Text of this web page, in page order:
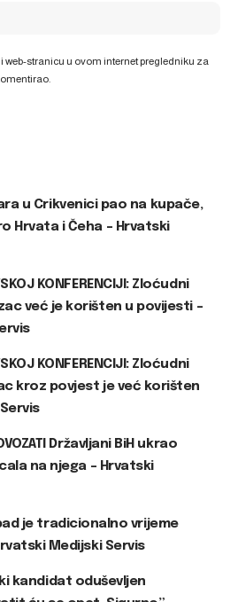
web-stranicu u ovom internet pregledniku za
u Crikvenici pao na kupače,
Hrvata i Čeha – Hrvatski
KONFERENCIJI: Zloćudni
već je korišten u povijesti –
KONFERENCIJI: Zloćudni
kroz povjest je već korišten
Državljani BiH ukrao
na njega – Hrvatski
je tradicionalno vrijeme
Medijski Servis
kandidat oduševljen